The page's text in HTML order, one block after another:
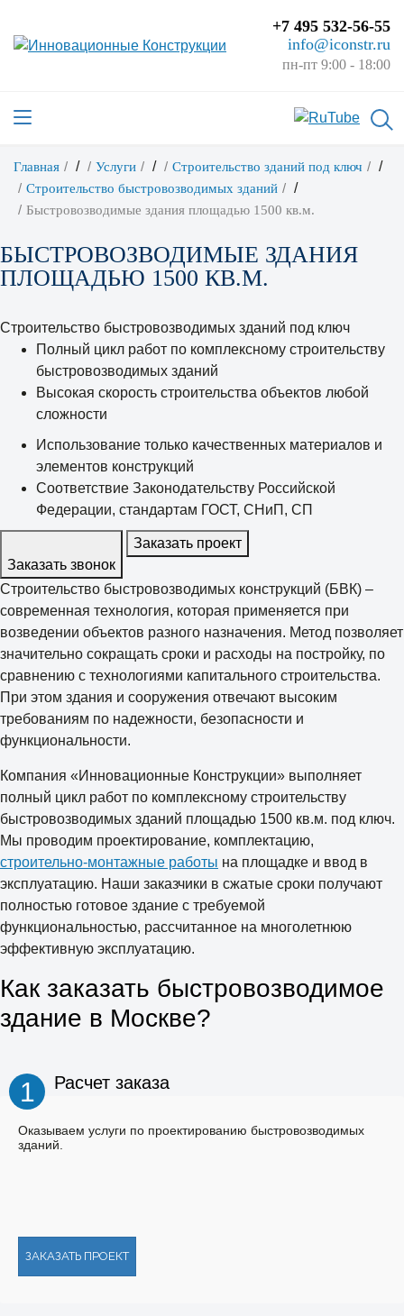
+7 495 532-56-55
info@iconstr.ru
пн-пт 9:00 - 18:00
Главная / Услуги / Строительство зданий под ключ /
Строительство быстровозводимых зданий /
Быстровозводимые здания площадью 1500 кв.м.
БЫСТРОВОЗВОДИМЫЕ ЗДАНИЯ
ПЛОЩАДЬЮ 1500 КВ.М.
Строительство быстровозводимых зданий под ключ
Полный цикл работ по комплексному строительству
быстровозводимых зданий
Высокая скорость строительства объектов любой
сложности
Использование только качественных материалов и
элементов конструкций
Соответствие Законодательству Российской
Федерации, стандартам ГОСТ, СНиП, СП
Заказать звонок
Заказать проект
Строительство быстровозводимых конструкций (БВК) –
современная технология, которая применяется при
возведении объектов разного назначения. Метод позволяет
значительно сокращать сроки и расходы на постройку, по
сравнению с технологиями капитального строительства.
При этом здания и сооружения отвечают высоким
требованиям по надежности, безопасности и
функциональности.
Компания «Инновационные Конструкции» выполняет
полный цикл работ по комплексному строительству
быстровозводимых зданий площадью 1500 кв.м. под ключ.
Мы проводим проектирование, комплектацию,
строительно-монтажные работы на площадке и ввод в
эксплуатацию. Наши заказчики в сжатые сроки получают
полностью готовое здание с требуемой
функциональностью, рассчитанное на многолетнюю
эффективную эксплуатацию.
Как заказать быстровозводимое
здание в Москве?
1 Расчет заказа
Оказываем услуги по проектированию быстровозводимых
зданий.
ЗАКАЗАТЬ ПРОЕКТ